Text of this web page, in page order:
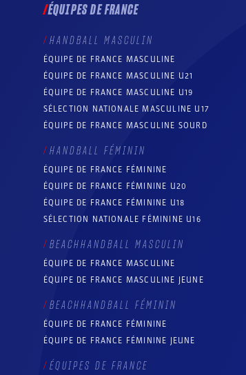
ÉQUIPES DE FRANCE
HANDBALL MASCULIN
ÉQUIPE DE FRANCE MASCULINE
ÉQUIPE DE FRANCE MASCULINE U21
ÉQUIPE DE FRANCE MASCULINE U19
SÉLECTION NATIONALE MASCULINE U17
ÉQUIPE DE FRANCE MASCULINE SOURD
HANDBALL FÉMININ
ÉQUIPE DE FRANCE FÉMININE
ÉQUIPE DE FRANCE FÉMININE U20
ÉQUIPE DE FRANCE FÉMININE U18
SÉLECTION NATIONALE FÉMININE U16
BEACHHANDBALL MASCULIN
ÉQUIPE DE FRANCE MASCULINE
ÉQUIPE DE FRANCE MASCULINE JEUNE
BEACHHANDBALL FÉMININ
ÉQUIPE DE FRANCE FÉMININE
ÉQUIPE DE FRANCE FÉMININE JEUNE
ÉQUIPES DE FRANCE